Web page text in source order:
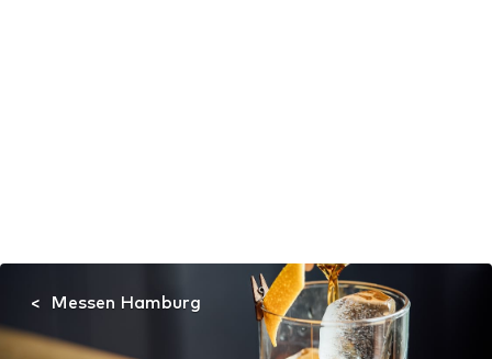
Messen Hamburg